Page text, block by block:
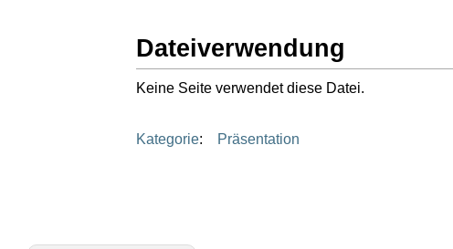
Dateiverwendung
Keine Seite verwendet diese Datei.
Kategorie: Präsentation